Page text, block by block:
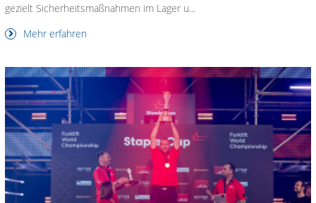
gezielt Sicherheitsmaßnahmen im Lager u...
Mehr erfahren